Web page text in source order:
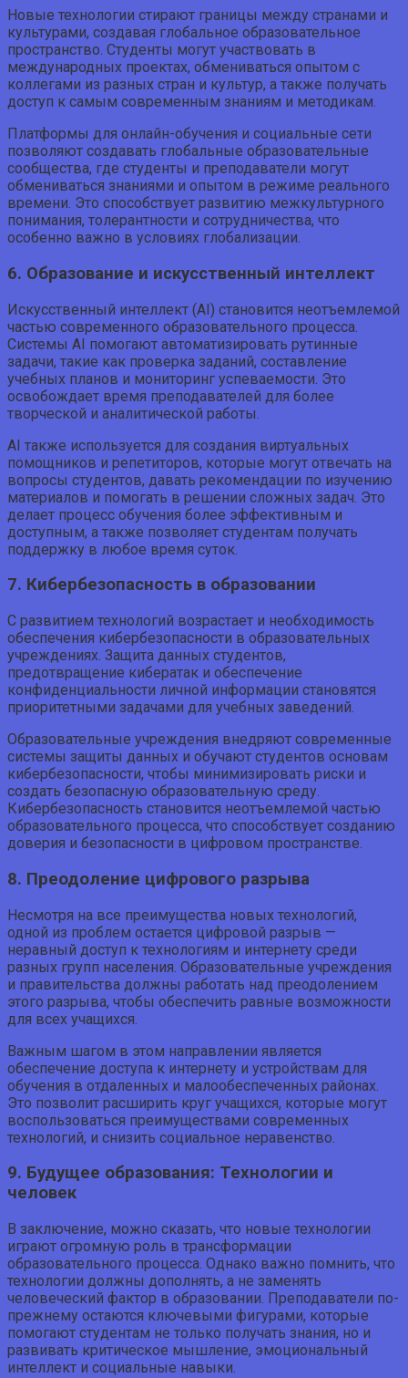
Новые технологии стирают границы между странами и
культурами, создавая глобальное образовательное
пространство. Студенты могут участвовать в
международных проектах, обмениваться опытом с
коллегами из разных стран и культур, а также получать
доступ к самым современным знаниям и методикам.
Платформы для онлайн-обучения и социальные сети
позволяют создавать глобальные образовательные
сообщества, где студенты и преподаватели могут
обмениваться знаниями и опытом в режиме реального
времени. Это способствует развитию межкультурного
понимания, толерантности и сотрудничества, что
особенно важно в условиях глобализации.
6. Образование и искусственный интеллект
Искусственный интеллект (AI) становится неотъемлемой
частью современного образовательного процесса.
Системы AI помогают автоматизировать рутинные
задачи, такие как проверка заданий, составление
учебных планов и мониторинг успеваемости. Это
освобождает время преподавателей для более
творческой и аналитической работы.
AI также используется для создания виртуальных
помощников и репетиторов, которые могут отвечать на
вопросы студентов, давать рекомендации по изучению
материалов и помогать в решении сложных задач. Это
делает процесс обучения более эффективным и
доступным, а также позволяет студентам получать
поддержку в любое время суток.
7. Кибербезопасность в образовании
С развитием технологий возрастает и необходимость
обеспечения кибербезопасности в образовательных
учреждениях. Защита данных студентов,
предотвращение кибератак и обеспечение
конфиденциальности личной информации становятся
приоритетными задачами для учебных заведений.
Образовательные учреждения внедряют современные
системы защиты данных и обучают студентов основам
кибербезопасности, чтобы минимизировать риски и
создать безопасную образовательную среду.
Кибербезопасность становится неотъемлемой частью
образовательного процесса, что способствует созданию
доверия и безопасности в цифровом пространстве.
8. Преодоление цифрового разрыва
Несмотря на все преимущества новых технологий,
одной из проблем остается цифровой разрыв —
неравный доступ к технологиям и интернету среди
разных групп населения. Образовательные учреждения
и правительства должны работать над преодолением
этого разрыва, чтобы обеспечить равные возможности
для всех учащихся.
Важным шагом в этом направлении является
обеспечение доступа к интернету и устройствам для
обучения в отдаленных и малообеспеченных районах.
Это позволит расширить круг учащихся, которые могут
воспользоваться преимуществами современных
технологий, и снизить социальное неравенство.
9. Будущее образования: Технологии и
человек
В заключение, можно сказать, что новые технологии
играют огромную роль в трансформации
образовательного процесса. Однако важно помнить, что
технологии должны дополнять, а не заменять
человеческий фактор в образовании. Преподаватели по-
прежнему остаются ключевыми фигурами, которые
помогают студентам не только получать знания, но и
развивать критическое мышление, эмоциональный
интеллект и социальные навыки.